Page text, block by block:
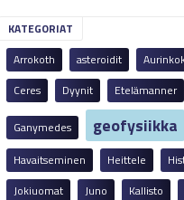
KATEGORIAT
Arrokoth
asteroidit
Ceres
Dyynit Etelämanner
Ganymedes geofysiikka
Havaitseminen
Heittele
Jokiuomat
Juno Kallisto